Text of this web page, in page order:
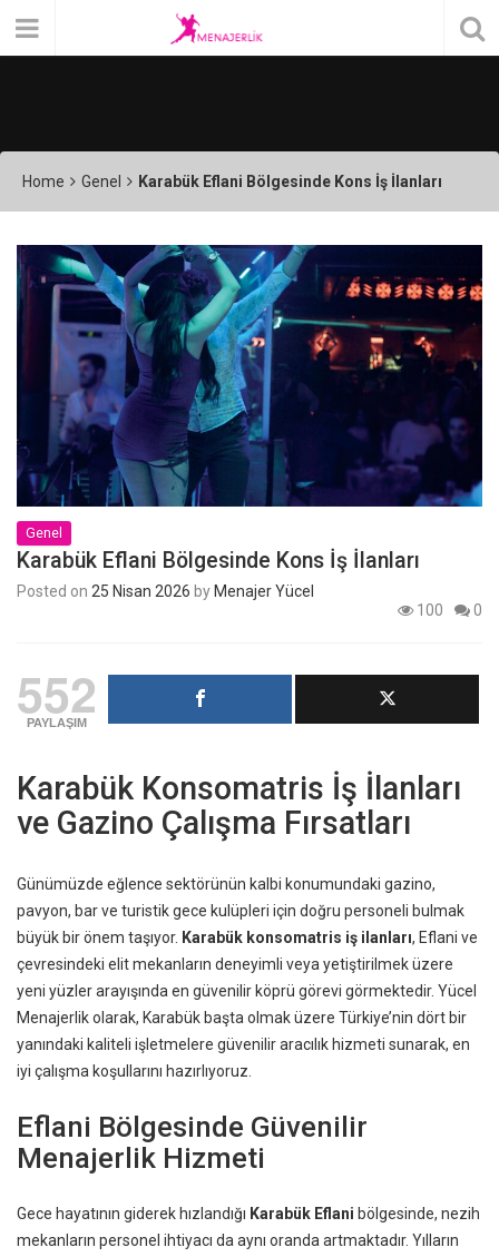
Home Genel Karabük Eflani Bölgesinde Kons İş İlanları
Genel
Karabük Eflani Bölgesinde Kons İş İlanları
Posted on 25 Nisan 2026 by Menajer Yücel
100
0
552
PAYLAŞIM
Karabük Konsomatris İş İlanları
ve Gazino Çalışma Fırsatları
Günümüzde eğlence sektörünün kalbi konumundaki gazino,
pavyon, bar ve turistik gece kulüpleri için doğru personeli bulmak
büyük bir önem taşıyor. Karabük konsomatris iş ilanları, Eflani ve
çevresindeki elit mekanların deneyimli veya yetiştirilmek üzere
yeni yüzler arayışında en güvenilir köprü görevi görmektedir. Yücel
Menajerlik olarak, Karabük başta olmak üzere Türkiye’nin dört bir
yanındaki kaliteli işletmelere güvenilir aracılık hizmeti sunarak, en
iyi çalışma koşullarını hazırlıyoruz.
Eflani Bölgesinde Güvenilir
Menajerlik Hizmeti
Gece hayatının giderek hızlandığı Karabük Eflani bölgesinde, nezih
mekanların personel ihtiyacı da aynı oranda artmaktadır. Yılların